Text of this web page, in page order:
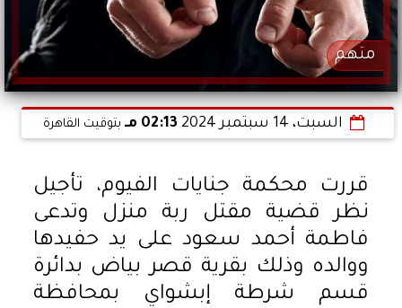
متهم
السبت، 14 سبتمبر 2024 02:13 مـ بتوقيت القاهرة
قررت محكمة جنايات الفيوم، تأجيل
نظر قضية مقتل ربة منزل وتدعى
فاطمة أحمد سعود على يد حفيدها
ووالده وذلك بقرية قصر بياض بدائرة
قسم شرطة إبشواي بمحافظة